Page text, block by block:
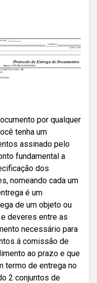
por qualquer
tenha um
assinado pelo
fundamental a
dos
nomeando cada um
é um
de um objeto ou
deveres entre as
necessário para
á comissão de
ao prazo e que
termo de entrega no
2 conjuntos de